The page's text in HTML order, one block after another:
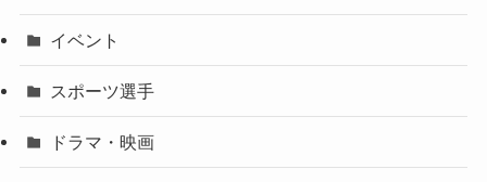
イベント
スポーツ選手
ドラマ・映画